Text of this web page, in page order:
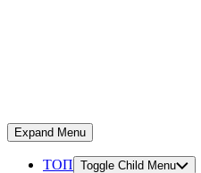
Expand Menu
ТОП Toggle Child Menu